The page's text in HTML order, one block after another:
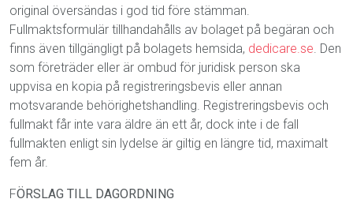
original översändas i god tid före stämman.
Fullmaktsformulär tillhandahålls av bolaget på begäran och
finns även tillgängligt på bolagets hemsida, dedicare.se. Den
som företräder eller är ombud för juridisk person ska
uppvisa en kopia på registreringsbevis eller annan
motsvarande behörighetshandling. Registreringsbevis och
fullmakt får inte vara äldre än ett år, dock inte i de fall
fullmakten enligt sin lydelse är giltig en längre tid, maximalt
fem år.
FÖRSLAG TILL DAGORDNING